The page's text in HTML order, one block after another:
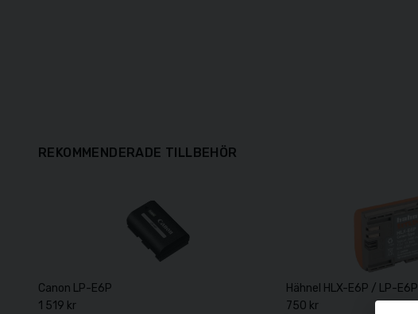
REKOMMENDERADE TILLBEHÖR
Canon LP-E6P
1 519 kr
Hähnel HLX-E6P / LP-E6P
750 kr